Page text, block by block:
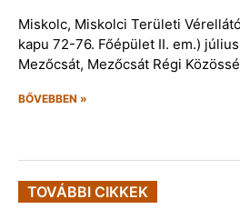
Miskolc, Miskolci Területi
kapu 72-76. Főépület II. em.)
Mezőcsát, Mezőcsát Régi
BŐVEBBEN »
TOVÁBBI CIKKEK